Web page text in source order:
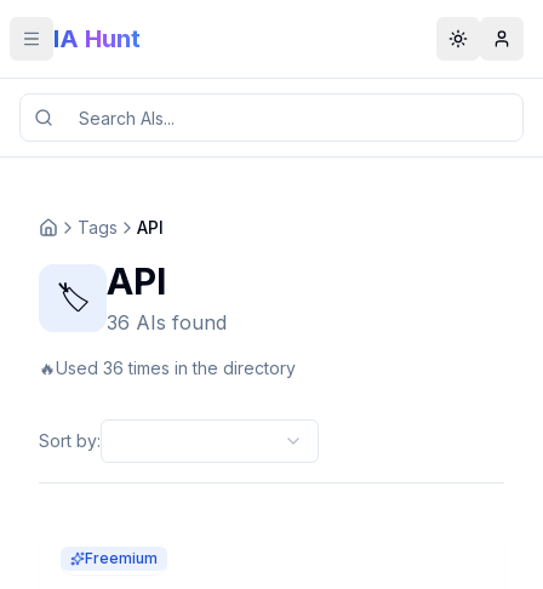
Toggle menu
IA Hunt Toggle
Tags API
🏷️ API
36 AIs found
🔥Used 36 times in the directory
Sort by:
Freemium